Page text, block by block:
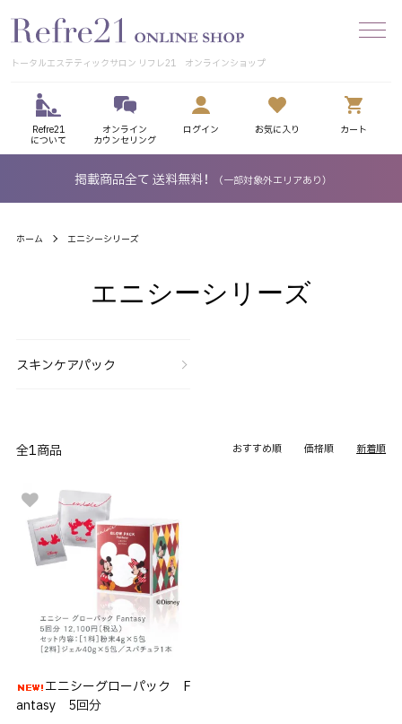
トータルエステティックサロン リフレ21 オンラインショップ
Refre21
について
オンライン
カウンセリング
ログイン お気に入り カート
掲載商品全て 送料無料！ （一部対象外エリアあり）
ホーム エニシーシリーズ
エニシーシリーズ
スキンケアパック
全1商品 おすすめ順 価格順 新着順
エニシーグローパック F
antasy 5回分